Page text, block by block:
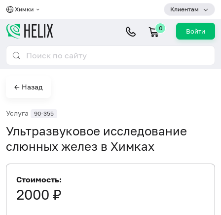
Химки Клиентам
0 Войти
← Назад
Услуга 90-355
Ультразвуковое исследование
слюнных желез в Химках
Стоимость:
2000 ₽